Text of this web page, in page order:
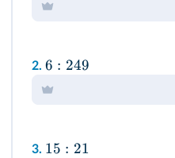
2. 6 : 249
3. 15 : 21